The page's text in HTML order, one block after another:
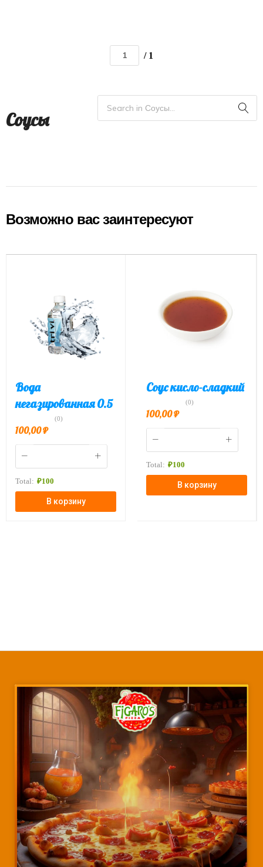
/ 1
Соусы
Возможно вас заинтересуют
Вода
негазированная 0.5
(0)
100,00₽
Total: ₽100
В корзину
Соус кисло-сладкий
(0)
100,00₽
Total: ₽100
В корзину